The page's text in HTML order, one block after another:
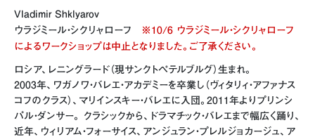
Vladimir Shklyarov
ウラジミール・シクリャローフ ※10/6 ウラジミール・シクリャローフ
によるワークショップは中止となりました。ご了承ください。
ロシア、レニングラード（現サンクトペテルブルグ）生まれ。
2003年、ワガノワ・バレエ・アカデミーを卒業し（ヴィタリィ・アファナス
コフのクラス）、マリインスキー・バレエに入団。2011年よりプリンシ
パル・ダンサー。 クラシックから、ドラマチック・バレエまで幅広く踊り、
近年、ウィリアム・フォーサイス、アンジュラン・プレルジョカージュ、ア